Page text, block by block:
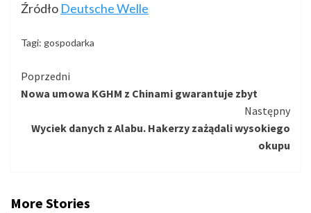
Źródło Deutsche Welle
Tagi: gospodarka
Kontynuuj
czytanie
Poprzedni
Nowa umowa KGHM z Chinami gwarantuje zbyt
Następny
Wyciek danych z Alabu. Hakerzy zażądali wysokiego
okupu
More Stories